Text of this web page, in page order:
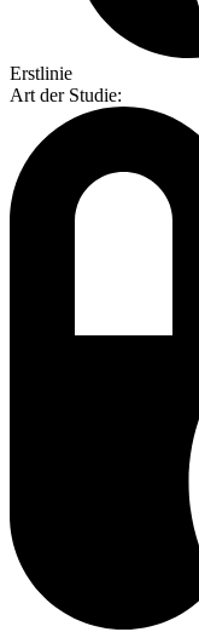
Erstlinie
Art der Studie: